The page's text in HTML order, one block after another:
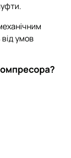
умов